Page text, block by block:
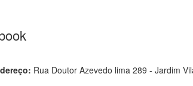
Rua Doutor Azevedo lima 289 - Jardim